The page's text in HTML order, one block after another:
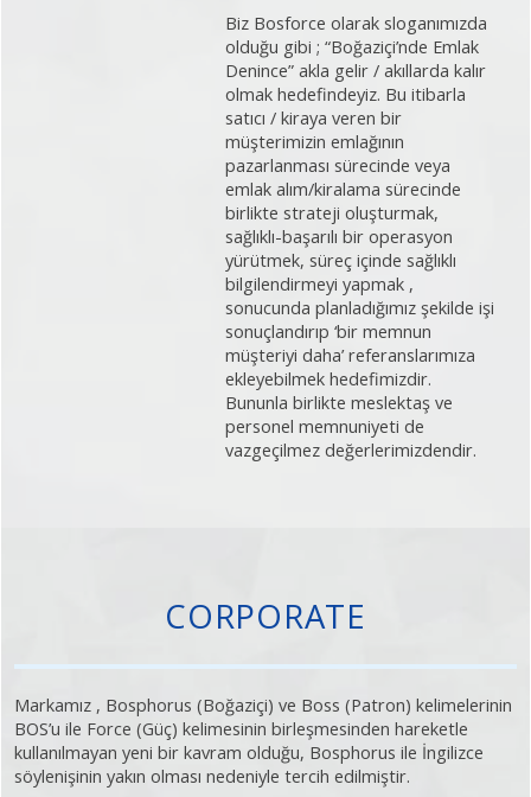
Biz Bosforce olarak sloganımızda
olduğu gibi ; “Boğaziçi’nde Emlak
Denince” akla gelir / akıllarda kalır
olmak hedefindeyiz. Bu itibarla
satıcı / kiraya veren bir
müşterimizin emlağının
pazarlanması sürecinde veya
emlak alım/kiralama sürecinde
birlikte strateji oluşturmak,
sağlıklı-başarılı bir operasyon
yürütmek, süreç içinde sağlıklı
bilgilendirmeyi yapmak ,
sonucunda planladığımız şekilde işi
sonuçlandırıp ‘bir memnun
müşteriyi daha’ referanslarımıza
ekleyebilmek hedefimizdir.
Bununla birlikte meslektaş ve
personel memnuniyeti de
vazgeçilmez değerlerimizdendir.
CORPORATE
Markamız , Bosphorus (Boğaziçi) ve Boss (Patron) kelimelerinin
BOS’u ile Force (Güç) kelimesinin birleşmesinden hareketle
kullanılmayan yeni bir kavram olduğu, Bosphorus ile İngilizce
söylenişinin yakın olması nedeniyle tercih edilmiştir.